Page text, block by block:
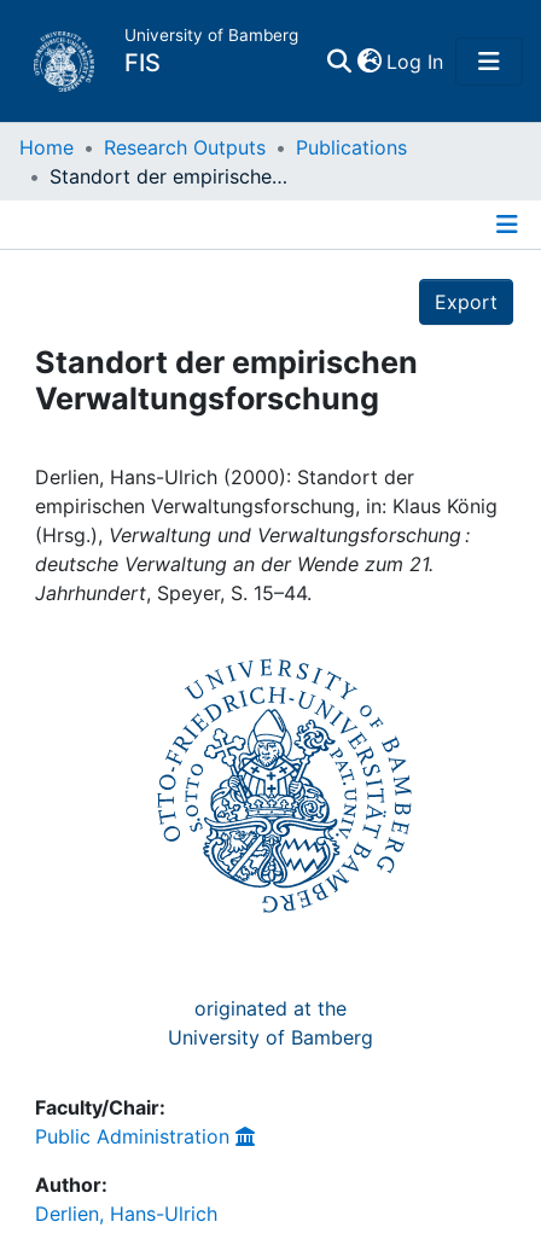
University of Bamberg
FIS Log In(current)
Home
Projects
People
Institutions
Awards
My FIS
Home Research Outputs
Publications
Standort der empirischen Verwaltungsforschung
Export
Standort der empirischen
Verwaltungsforschung
Derlien, Hans-Ulrich (2000): Standort der
empirischen Verwaltungsforschung, in: Klaus König
(Hrsg.), Verwaltung und Verwaltungsforschung :
deutsche Verwaltung an der Wende zum 21.
Jahrhundert, Speyer, S. 15–44.
originated at the
University of Bamberg
Faculty/Chair:
Public Administration
Author:
Derlien, Hans-Ulrich